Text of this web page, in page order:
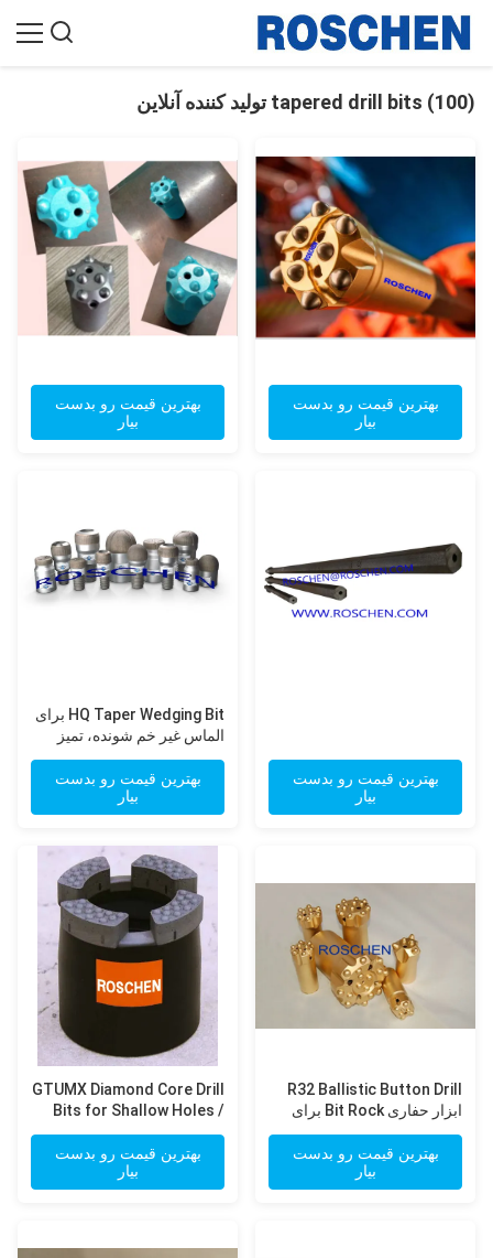
tapered drill bits (100) تولید کننده آنلاین
بهترین قیمت رو بدست
بیار
بهترین قیمت رو بدست
بیار
بهترین قیمت رو بدست
بیار
HQ Taper Wedging Bit برای
الماس غیر خم شونده، تمیز
کردن سوراخ
بهترین قیمت رو بدست
بیار
R32 Ballistic Button Drill
ابزار حفاری Bit Rock برای
تونل زنی معدن زیرزمینی
بهترین قیمت رو بدست
بیار
GTUMX Diamond Core Drill
Bits for Shallow Holes /
Conventional Drilling
بهترین قیمت رو بدست
بیار